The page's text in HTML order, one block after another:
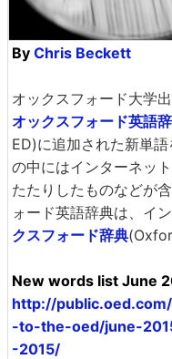
By Chris Beckett
オックスフォード大学
オックスフォード英語
ED)に追加された新単
の中にはインターネッ
たたりしたものなどが
ォード英語辞典は、イ
クスフォード辞典
New words list June
http://
-to-the-oed/june-
-2015/